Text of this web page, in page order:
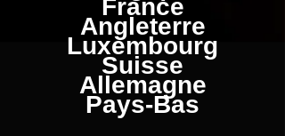
France
Angleterre
Luxembourg
Suisse
Allemagne
Pays-Bas